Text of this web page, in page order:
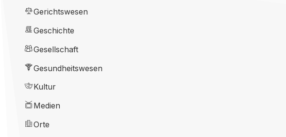
Gerichtswesen
Geschichte
Gesellschaft
Gesundheitswesen
Kultur
Medien
Orte